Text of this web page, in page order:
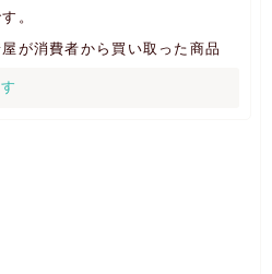
。
が消費者から買い取った商品